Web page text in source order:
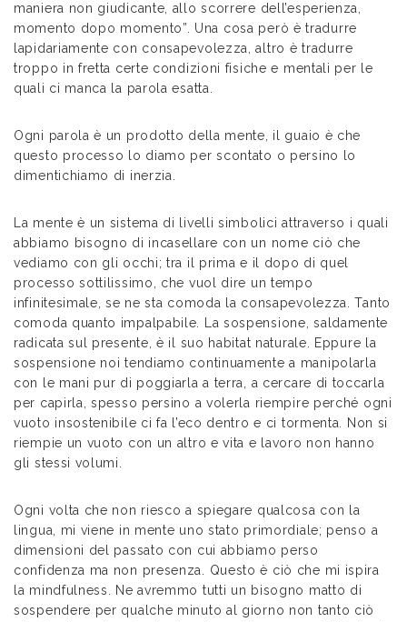
maniera non giudicante, allo scorrere dell’esperienza,
momento dopo momento”. Una cosa però è tradurre
lapidariamente con consapevolezza, altro è tradurre
troppo in fretta certe condizioni fisiche e mentali per le
quali ci manca la parola esatta.
Ogni parola è un prodotto della mente, il guaio è che
questo processo lo diamo per scontato o persino lo
dimentichiamo di inerzia.
La mente è un sistema di livelli simbolici attraverso i quali
abbiamo bisogno di incasellare con un nome ciò che
vediamo con gli occhi; tra il prima e il dopo di quel
processo sottilissimo, che vuol dire un tempo
infinitesimale, se ne sta comoda la consapevolezza. Tanto
comoda quanto impalpabile. La sospensione, saldamente
radicata sul presente, è il suo habitat naturale. Eppure la
sospensione noi tendiamo continuamente a manipolarla
con le mani pur di poggiarla a terra, a cercare di toccarla
per capirla, spesso persino a volerla riempire perché ogni
vuoto insostenibile ci fa l’eco dentro e ci tormenta. Non si
riempie un vuoto con un altro e vita e lavoro non hanno
gli stessi volumi.
Ogni volta che non riesco a spiegare qualcosa con la
lingua, mi viene in mente uno stato primordiale; penso a
dimensioni del passato con cui abbiamo perso
confidenza ma non presenza. Questo è ciò che mi ispira
la mindfulness. Ne avremmo tutti un bisogno matto di
sospendere per qualche minuto al giorno non tanto ciò